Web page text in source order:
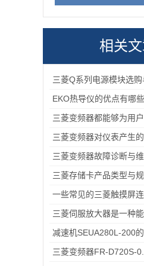
相关
EKO热导仪的优点有哪些
三菱变频器对仪表产生
三菱变频器故障诊断与
三菱存储卡产品类型与
一些常见的三菱触摸屏
减速机SEUA280L-200